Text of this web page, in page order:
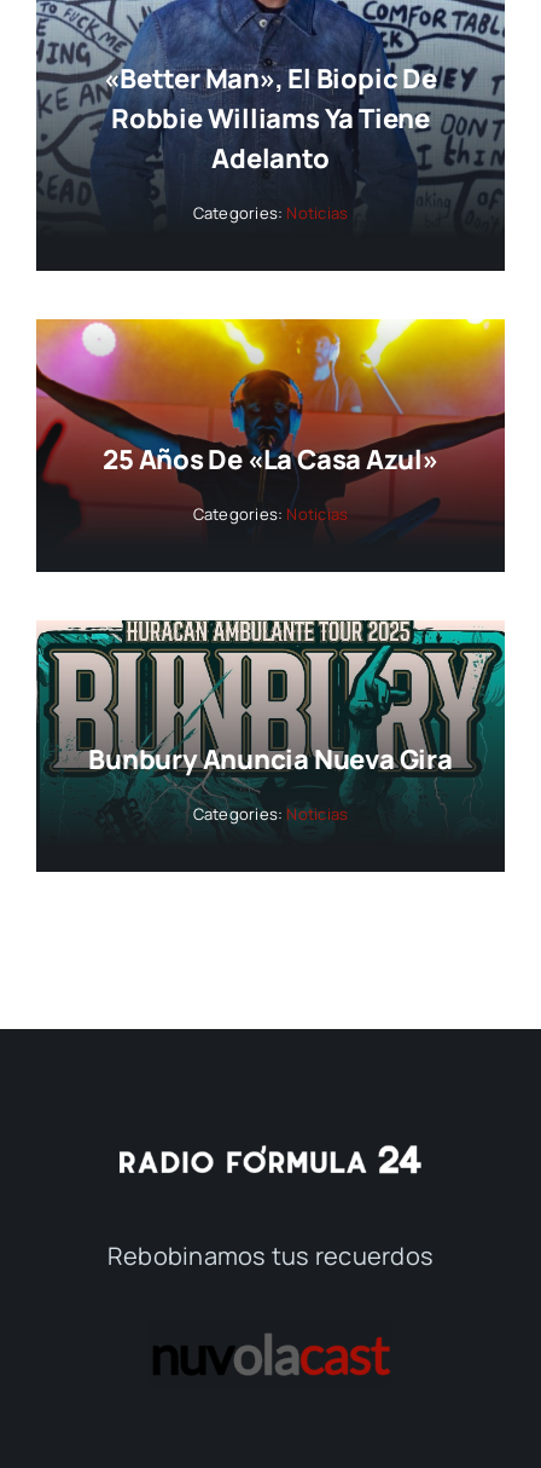
«Better Man», El Biopic De
Robbie Williams Ya Tiene
Adelanto
Categories: Noticias
25 Años De «La Casa Azul»
Categories: Noticias
Bunbury Anuncia Nueva Gira
Categories: Noticias
Rebobinamos tus recuerdos